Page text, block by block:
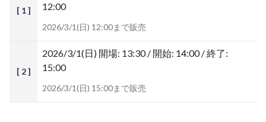
[ 1 ]
12:00
2026/3/1(日) 12:00まで販売
[ 2 ]
2026/3/1(日) 開場: 13:30 / 開始: 14:00 / 終了:
15:00
2026/3/1(日) 15:00まで販売